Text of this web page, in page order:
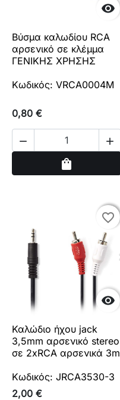

Βύσμα καλωδίου RCA
αρσενικό σε κλέμμα
ΓΕΝΙΚΗΣ ΧΡΗΣΗΣ
Κωδικός: VRCA0004M
0,80 €
 
shopping_bag

favorite_border
favorite_border
Καλώδιο ήχου jack
3,5mm αρσενικό stereo
σε 2xRCA αρσενικά 3m
Κωδικός: JRCA3530-3
2,00 €